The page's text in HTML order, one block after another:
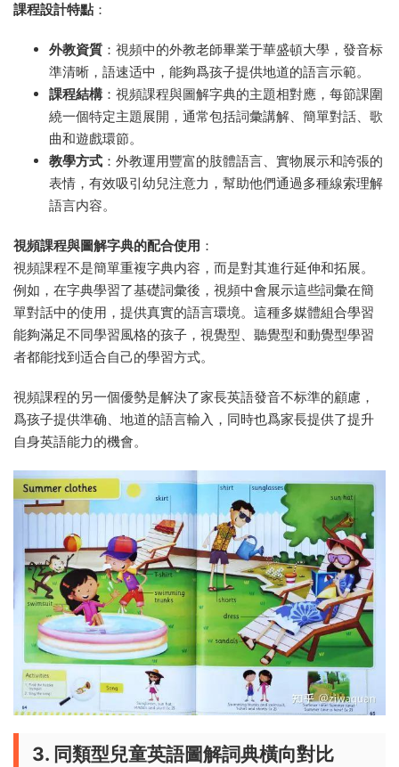
課程設計特點 ：
外教資質 ：視頻中的外教老師畢業于華盛頓大學，發音标
準清晰，語速适中，能夠爲孩子提供地道的語言示範。
課程結構 ：視頻課程與圖解字典的主題相對應，每節課圍
繞一個特定主題展開，通常包括詞彙講解、簡單對話、歌
曲和遊戲環節。
教學方式 ：外教運用豐富的肢體語言、實物展示和誇張的
表情，有效吸引幼兒注意力，幫助他們通過多種線索理解
語言内容。
視頻課程與圖解字典的配合使用 ：
視頻課程不是簡單重複字典内容，而是對其進行延伸和拓展。
例如，在字典學習了基礎詞彙後，視頻中會展示這些詞彙在簡
單對話中的使用，提供真實的語言環境。這種多媒體組合學習
能夠滿足不同學習風格的孩子，視覺型、聽覺型和動覺型學習
者都能找到适合自己的學習方式。
視頻課程的另一個優勢是解決了家長英語發音不标準的顧慮，
爲孩子提供準确、地道的語言輸入，同時也爲家長提供了提升
自身英語能力的機會。
3. 同類型兒童英語圖解詞典橫向對比